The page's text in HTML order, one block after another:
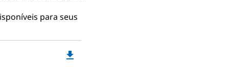
para seus
file_download